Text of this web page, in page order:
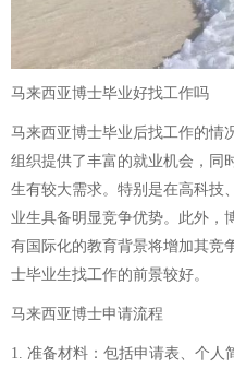
马来西亚博士毕业好找工作吗
马来西亚博士毕业后找工作的情
组织提供了丰富的就业机会，同
生有较大需求。特别是在高科技
业生具备明显竞争优势。此外，
有国际化的教育背景将增加其竞
士毕业生找工作的前景较好。
马来西亚博士申请流程
1. 准备材料：包括申请表、个人